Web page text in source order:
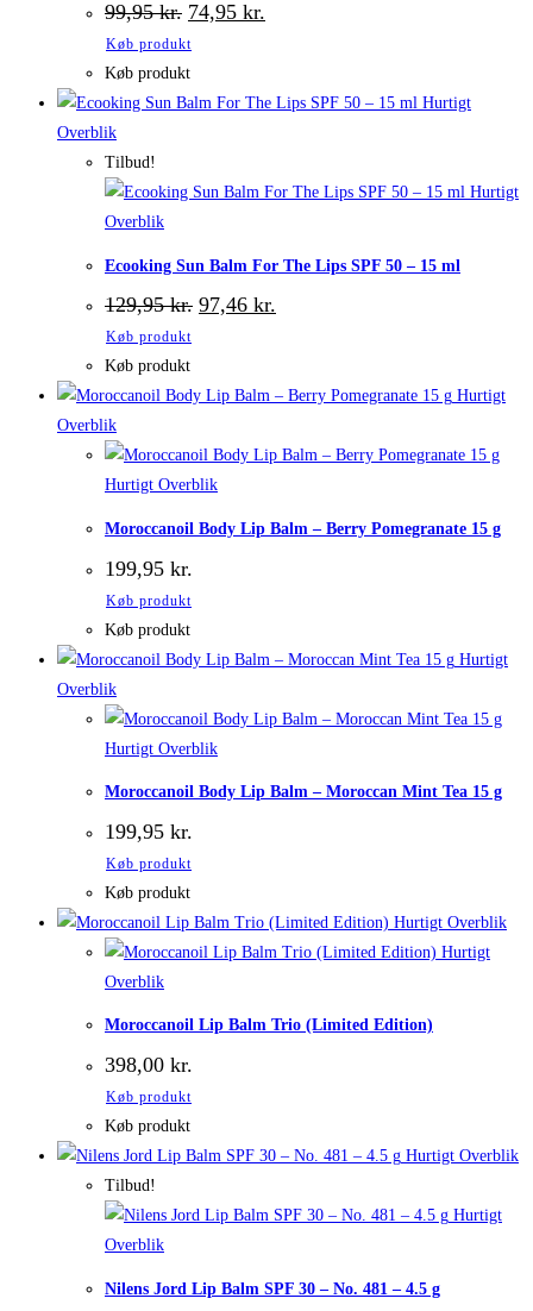
99,95kr. Den
oprindelige
pris
var:
99,95 kr..
74,95 kr.
74,95 kr..
Køb produkt
Køb produkt
Hurtigt
Overblik
Tilbud!
Hurtigt
Overblik
Ecooking Sun Balm For The Lips SPF 50 – 15 ml
129,95kr. Den
oprindelige
129,95 kr..
97,46 kr.
97,46 kr..
Køb produkt
Køb produkt
Hurtigt
Overblik
Hurtigt Overblik
Moroccanoil Body Lip Balm – Berry Pomegranate 15 g
199,95 kr.
Køb produkt
Køb produkt
Hurtigt
Overblik
Hurtigt Overblik
Moroccanoil Body Lip Balm – Moroccan Mint Tea 15 g
199,95 kr.
Køb produkt
Køb produkt
Hurtigt Overblik
Hurtigt
Overblik
Moroccanoil Lip Balm Trio (Limited Edition)
398,00 kr.
Køb produkt
Køb produkt
Hurtigt Overblik
Tilbud!
Hurtigt
Overblik
Nilens Jord Lip Balm SPF 30 – No. 481 – 4.5 g